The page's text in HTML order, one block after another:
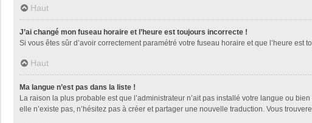
Haut
J’ai changé mon fuseau horaire et l’heure est toujours incorrecte !
Si vous êtes sûr d’avoir correctement paramétré votre fuseau horaire et que l’heure
Haut
Ma langue n’est pas dans la liste !
La raison la plus probable est que l’administrateur n’ait pas installé votre langue ou
elle n’existe pas, n’hésitez pas à créer et partager une nouvelle traduction. Vous